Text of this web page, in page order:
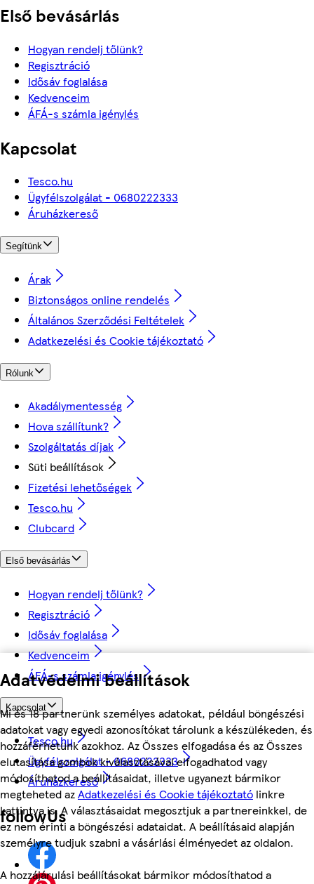
Adatvédelmi beállítások
Mi és 18 partnerünk személyes adatokat, például böngészési
adatokat vagy egyedi azonosítókat tárolunk a készülékeden, és
hozzáférhetünk azokhoz. Az Összes elfogadása és az Összes
elutasítása gombok kiválasztásával elfogadhatod vagy
módosíthatod a beállításaidat, illetve ugyanezt bármikor
megteheted azAdatkezelési és Cookie tájékoztató linkre
kattintva is. A választásaidat megosztjuk a partnereinkkel, de
ez nem érinti a böngészési adataidat. A beállításaid alapján
személyre tudjuk szabni a vásárlási élményedet az oldalon.
A hozzájárulási beállításokat bármikor módosíthatod a
Első bevásárlás
Hogyan rendelj tőlünk?
Regisztráció
Idősáv foglalása
Kedvenceim
ÁFÁ-s számla igénylés
Kapcsolat
Tesco.hu
Ügyfélszolgálat - 0680222333
Áruházkereső
Segítünk
Árak
Biztonságos online rendelés
Általános Szerződési Feltételek
Adatkezelési és Cookie tájékoztató
Rólunk
Akadálymentesség
Hova szállítunk?
Szolgáltatás díjak
Süti beállítások
Fizetési lehetőségek
Tesco.hu
Clubcard
Első bevásárlás
Hogyan rendelj tőlünk?
Regisztráció
Idősáv foglalása
Kedvenceim
ÁFÁ-s számla igénylés
Kapcsolat
Tesco.hu
Ügyfélszolgálat - 0680222333
Áruházkereső
followUs